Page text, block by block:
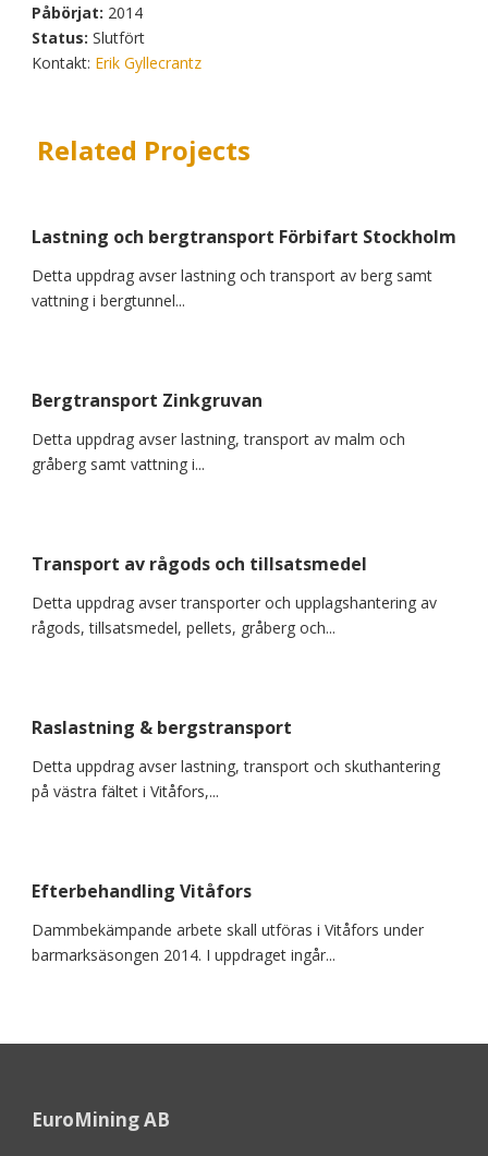
Påbörjat: 2014
Status: Slutfört
Kontakt: Erik Gyllecrantz
Related Projects
Lastning och bergtransport Förbifart Stockholm
Detta uppdrag avser lastning och transport av berg samt
vattning i bergtunnel...
Bergtransport Zinkgruvan
Detta uppdrag avser lastning, transport av malm och
gråberg samt vattning i...
Transport av rågods och tillsatsmedel
Detta uppdrag avser transporter och upplagshantering av
rågods, tillsatsmedel, pellets, gråberg och...
Raslastning & bergstransport
Detta uppdrag avser lastning, transport och skuthantering
på västra fältet i Vitåfors,...
Efterbehandling Vitåfors
Dammbekämpande arbete skall utföras i Vitåfors under
barmarksäsongen 2014. I uppdraget ingår...
EuroMining AB